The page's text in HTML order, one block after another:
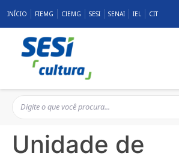
INÍCIO FIEMG CIEMG SESI SENAI IEL CIT
Unidade de